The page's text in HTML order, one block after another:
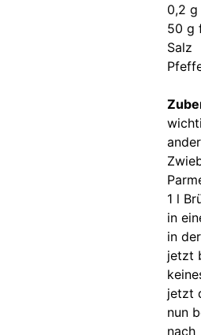
0,2 g
50 g
Salz
1 l
in
in
jetzt
jetzt
nun
nach